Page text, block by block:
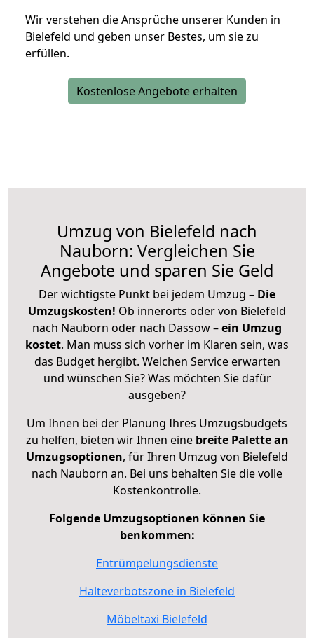
Wir verstehen die Ansprüche unserer Kunden in
Bielefeld und geben unser Bestes, um sie zu
erfüllen.
Kostenlose Angebote erhalten
Umzug von Bielefeld nach
Nauborn: Vergleichen Sie
Angebote und sparen Sie Geld
Der wichtigste Punkt bei jedem Umzug – Die
Umzugskosten! Ob innerorts oder von Bielefeld
nach Nauborn oder nach Dassow –ein Umzug
kostet. Man muss sich vorher im Klaren sein, was
das Budget hergibt. Welchen Service erwarten
und wünschen Sie? Was möchten Sie dafür
ausgeben?
Um Ihnen bei der Planung Ihres Umzugsbudgets
zu helfen, bieten wir Ihnen eine breite Palette an
Umzugsoptionen, für Ihren Umzug von Bielefeld
nach Nauborn an. Bei uns behalten Sie die volle
Kostenkontrolle.
Folgende Umzugsoptionen können Sie
benkommen:
Entrümpelungsdienste
Halteverbotszone in Bielefeld
Möbeltaxi Bielefeld